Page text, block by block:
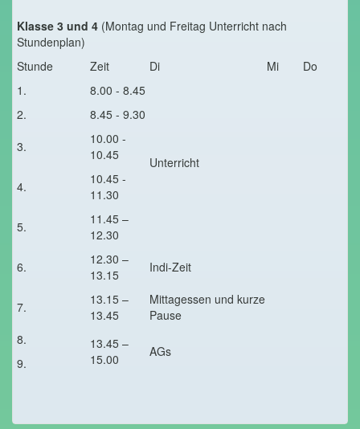
Klasse 3 und 4 (Montag und Freitag Unterricht nach
Stundenplan)
Stunde
Zeit Di Mi
Do
1.
8.00 - 8.45
Unterricht
2.
8.45 - 9.30
3.
10.00 -
10.45
4.
10.45 -
11.30
5.
11.45 –
12.30
6.
12.30 –
13.15
Indi-Zeit
7.
13.15 –
13.45
Mittagessen und kurze
Pause
8.
13.45 –
15.00
AGs
9.